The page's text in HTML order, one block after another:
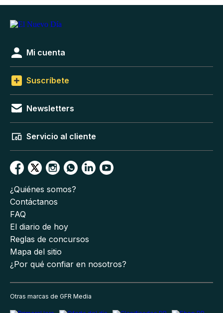
Mi cuenta
Suscríbete
Newsletters
Servicio al cliente
¿Quiénes somos?
Contáctanos
FAQ
El diario de hoy
Reglas de concursos
Mapa del sitio
¿Por qué confiar en nosotros?
Otras marcas de GFR Media